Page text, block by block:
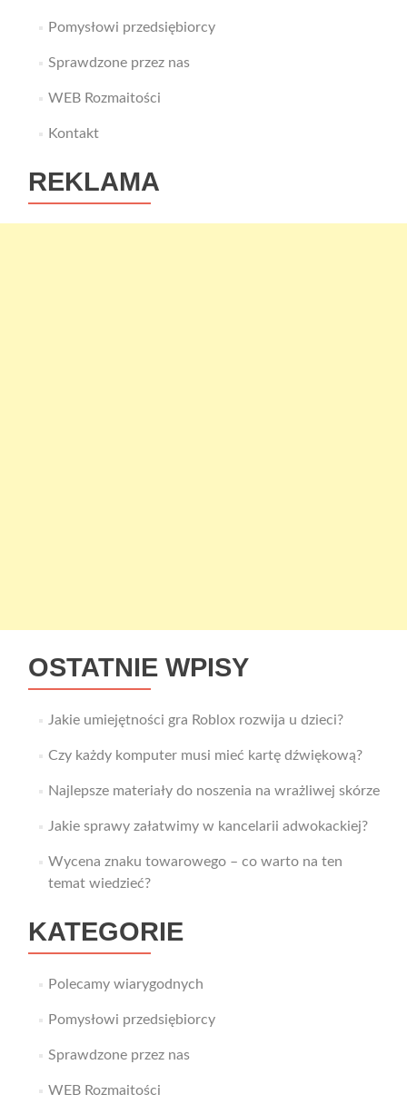
Pomysłowi przedsiębiorcy
Sprawdzone przez nas
WEB Rozmaitości
Kontakt
REKLAMA
OSTATNIE WPISY
Jakie umiejętności gra Roblox rozwija u dzieci?
Czy każdy komputer musi mieć kartę dźwiękową?
Najlepsze materiały do noszenia na wrażliwej skórze
Jakie sprawy załatwimy w kancelarii adwokackiej?
Wycena znaku towarowego – co warto na ten
temat wiedzieć?
KATEGORIE
Polecamy wiarygodnych
Pomysłowi przedsiębiorcy
Sprawdzone przez nas
WEB Rozmaitości